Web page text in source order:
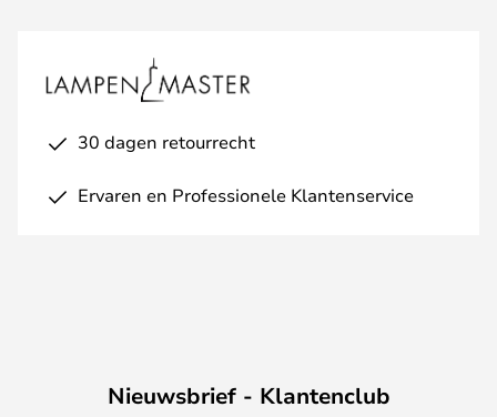
30 dagen retourrecht
Ervaren en Professionele Klantenservice
Nieuwsbrief - Klantenclub